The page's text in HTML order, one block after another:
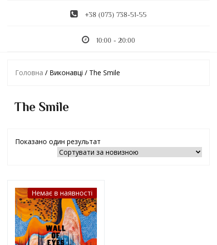
+38 (073) 738-51-55
10:00 - 20:00
Головна / Виконавці / The Smile
The Smile
Показано один результат
Немає в наявності